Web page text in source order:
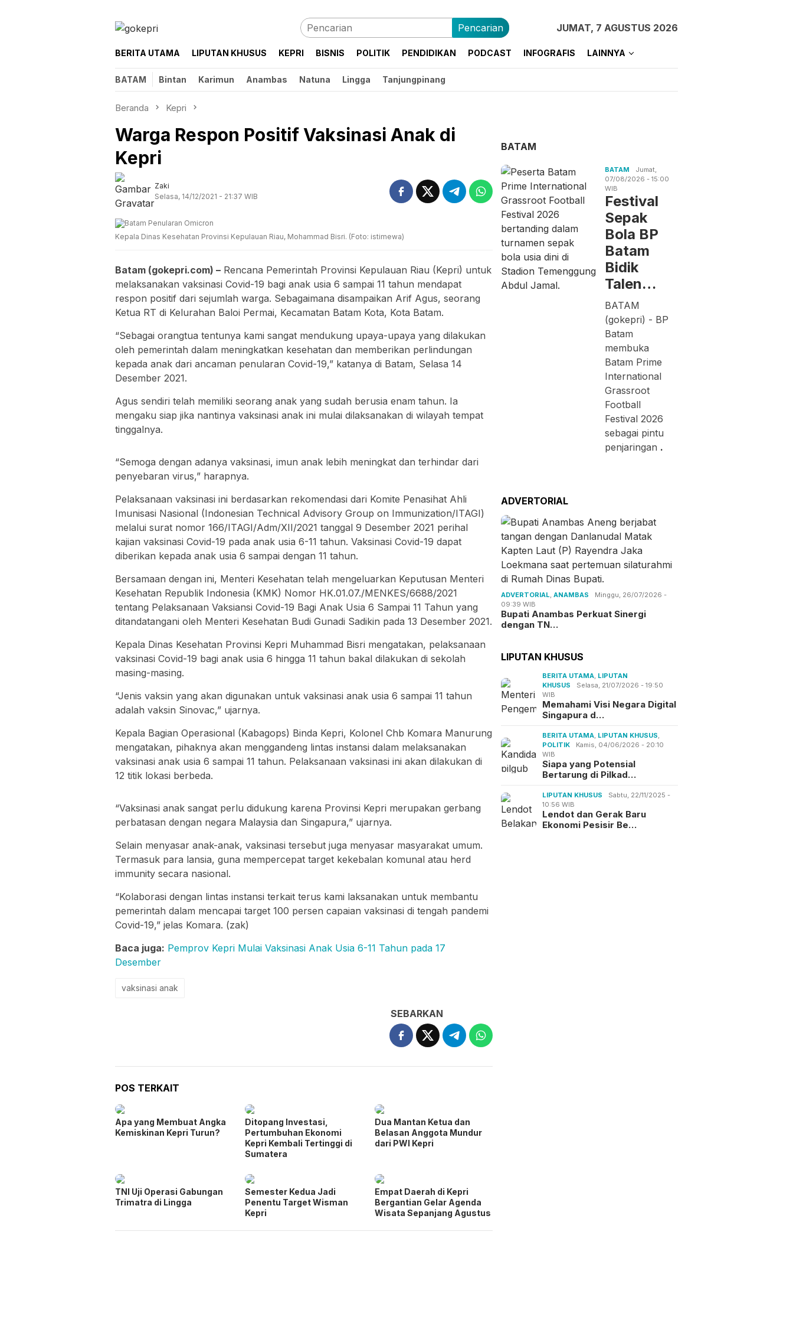
Pencarian JUMAT, 7 AGUSTUS 2026
BERITA UTAMA LIPUTAN KHUSUS KEPRI BISNIS POLITIK PENDIDIKAN PODCAST INFOGRAFIS LAINNYA
BATAM Bintan Karimun Anambas Natuna Lingga Tanjungpinang
Beranda Kepri
Warga Respon Positif Vaksinasi Anak di
Kepri
Zaki
Selasa, 14/12/2021 - 21:37 WIB
Kepala Dinas Kesehatan Provinsi Kepulauan Riau, Mohammad Bisri. (Foto: istimewa)
Batam (gokepri.com) – Rencana Pemerintah Provinsi Kepulauan Riau (Kepri) untuk
melaksanakan vaksinasi Covid-19 bagi anak usia 6 sampai 11 tahun mendapat
respon positif dari sejumlah warga. Sebagaimana disampaikan Arif Agus, seorang
Ketua RT di Kelurahan Baloi Permai, Kecamatan Batam Kota, Kota Batam.
“Sebagai orangtua tentunya kami sangat mendukung upaya-upaya yang dilakukan
oleh pemerintah dalam meningkatkan kesehatan dan memberikan perlindungan
kepada anak dari ancaman penularan Covid-19,” katanya di Batam, Selasa 14
Desember 2021.
Agus sendiri telah memiliki seorang anak yang sudah berusia enam tahun. Ia
mengaku siap jika nantinya vaksinasi anak ini mulai dilaksanakan di wilayah tempat
tinggalnya.
“Semoga dengan adanya vaksinasi, imun anak lebih meningkat dan terhindar dari
penyebaran virus,” harapnya.
Pelaksanaan vaksinasi ini berdasarkan rekomendasi dari Komite Penasihat Ahli
Imunisasi Nasional (Indonesian Technical Advisory Group on Immunization/ITAGI)
melalui surat nomor 166/ITAGI/Adm/XII/2021 tanggal 9 Desember 2021 perihal
kajian vaksinasi Covid-19 pada anak usia 6-11 tahun. Vaksinasi Covid-19 dapat
diberikan kepada anak usia 6 sampai dengan 11 tahun.
Bersamaan dengan ini, Menteri Kesehatan telah mengeluarkan Keputusan Menteri
Kesehatan Republik Indonesia (KMK) Nomor HK.01.07./MENKES/6688/2021
tentang Pelaksanaan Vaksiansi Covid-19 Bagi Anak Usia 6 Sampai 11 Tahun yang
ditandatangani oleh Menteri Kesehatan Budi Gunadi Sadikin pada 13 Desember 2021.
Kepala Dinas Kesehatan Provinsi Kepri Muhammad Bisri mengatakan, pelaksanaan
vaksinasi Covid-19 bagi anak usia 6 hingga 11 tahun bakal dilakukan di sekolah
masing-masing.
“Jenis vaksin yang akan digunakan untuk vaksinasi anak usia 6 sampai 11 tahun
adalah vaksin Sinovac,” ujarnya.
Kepala Bagian Operasional (Kabagops) Binda Kepri, Kolonel Chb Komara Manurung
mengatakan, pihaknya akan menggandeng lintas instansi dalam melaksanakan
vaksinasi anak usia 6 sampai 11 tahun. Pelaksanaan vaksinasi ini akan dilakukan di
12 titik lokasi berbeda.
“Vaksinasi anak sangat perlu didukung karena Provinsi Kepri merupakan gerbang
perbatasan dengan negara Malaysia dan Singapura,” ujarnya.
Selain menyasar anak-anak, vaksinasi tersebut juga menyasar masyarakat umum.
Termasuk para lansia, guna mempercepat target kekebalan komunal atau herd
immunity secara nasional.
“Kolaborasi dengan lintas instansi terkait terus kami laksanakan untuk membantu
pemerintah dalam mencapai target 100 persen capaian vaksinasi di tengah pandemi
Covid-19,” jelas Komara. (zak)
Baca juga: Pemprov Kepri Mulai Vaksinasi Anak Usia 6-11 Tahun pada 17
Desember
vaksinasi anak
SEBARKAN
POS TERKAIT
Apa yang Membuat Angka
Kemiskinan Kepri Turun?
Ditopang Investasi,
Pertumbuhan Ekonomi
Kepri Kembali Tertinggi di
Sumatera
Dua Mantan Ketua dan
Belasan Anggota Mundur
dari PWI Kepri
TNI Uji Operasi Gabungan
Trimatra di Lingga
Semester Kedua Jadi
Penentu Target Wisman
Kepri
Empat Daerah di Kepri
Bergantian Gelar Agenda
Wisata Sepanjang Agustus
BATAM
BATAM
Jumat,
07/08/2026 - 15:00
WIB
Festival
Sepak
Bola BP
Batam
Bidik
Talen…
BATAM
(gokepri) - BP
Batam
membuka
Batam Prime
International
Grassroot
Football
Festival 2026
sebagai pintu
penjaringan .
ADVERTORIAL
ADVERTORIAL,ANAMBAS
Minggu, 26/07/2026 -
09:39 WIB
Bupati Anambas Perkuat Sinergi
dengan TN…
LIPUTAN KHUSUS
BERITA UTAMA, LIPUTAN
KHUSUS
Selasa, 21/07/2026 - 19:50
WIB
Memahami Visi Negara Digital
Singapura d…
BERITA UTAMA, LIPUTAN KHUSUS,
POLITIK
Kamis, 04/06/2026 - 20:10
WIB
Siapa yang Potensial
Bertarung di Pilkad…
LIPUTAN KHUSUS
Sabtu, 22/11/2025 -
10:56 WIB
Lendot dan Gerak Baru
Ekonomi Pesisir Be…